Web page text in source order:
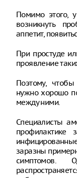
Помимо этого,
возникнуть
аппетит,
При простуде
проявление
Поэтому,
нужно хорошо
между ними.
Специалисты
профилактике
заразны
симптомов.